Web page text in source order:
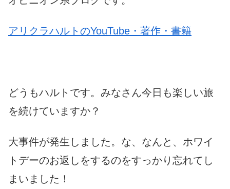
アリクラハルトのYouTube・著作・書籍
どうもハルトです。みなさん今日も楽しい旅
を続けていますか？
大事件が発生しました。な、なんと、ホワイ
トデーのお返しをするのをすっかり忘れてし
まいました！